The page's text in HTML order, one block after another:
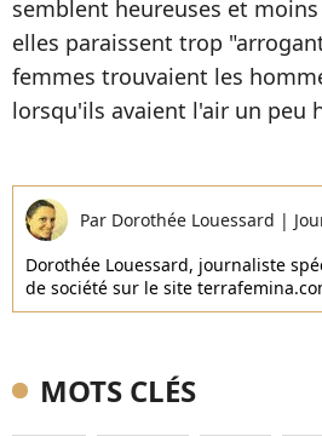
semblent heureuses et
elles paraissent trop
femmes trouvaient les
lorsqu'ils avaient l'air un peu
Par Dorothée Louessard |
Dorothée Louessard, journaliste
de société sur le site
MOTS CLÉS